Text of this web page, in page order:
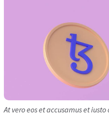
At vero eos et accusamus et